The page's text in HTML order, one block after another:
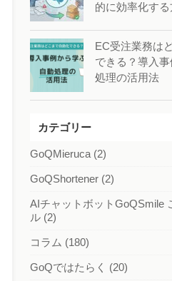
的に効率化す
EC受注業務は
できる？導入
処理の活用法
カテゴリー
GoQMieruca (2)
GoQShortener (2)
AIチャットボットGoQSmile
ル (2)
コラム (180)
GoQではたらく (20)